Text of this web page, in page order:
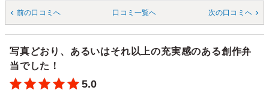
前の口コミへ 口コミ一覧へ 次の口コミへ
写真どおり、あるいはそれ以上の充実感のある創作弁
当でした！
5.0